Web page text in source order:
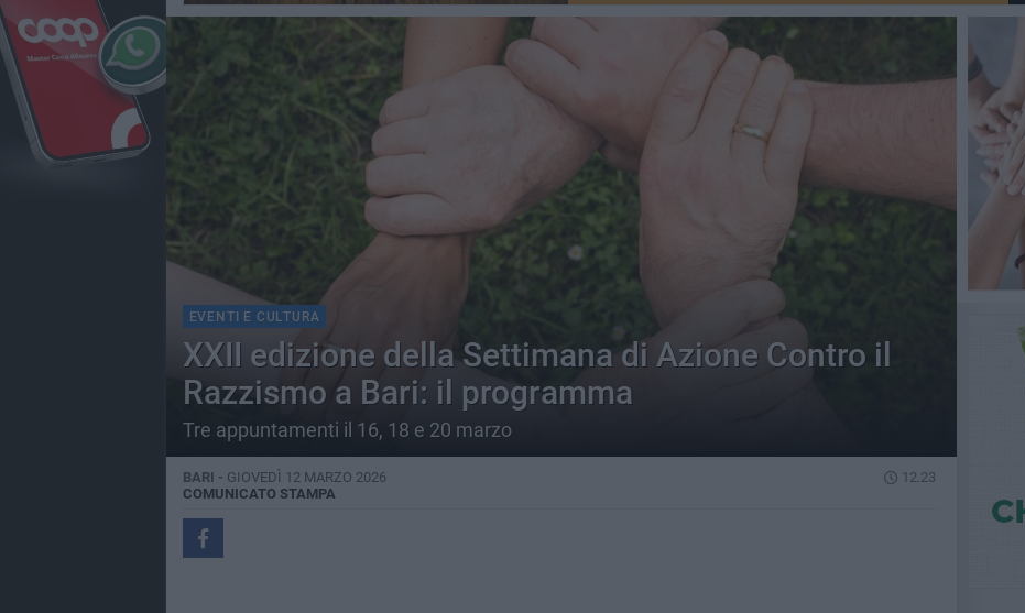
EVENTI E CULTURA
XXII edizione della Settimana di Azione Contro il
Razzismo a Bari: il programma
Tre appuntamenti il 16, 18 e 20 marzo
BARI - GIOVEDÌ 12 MARZO 2026
12.23
COMUNICATO STAMPA